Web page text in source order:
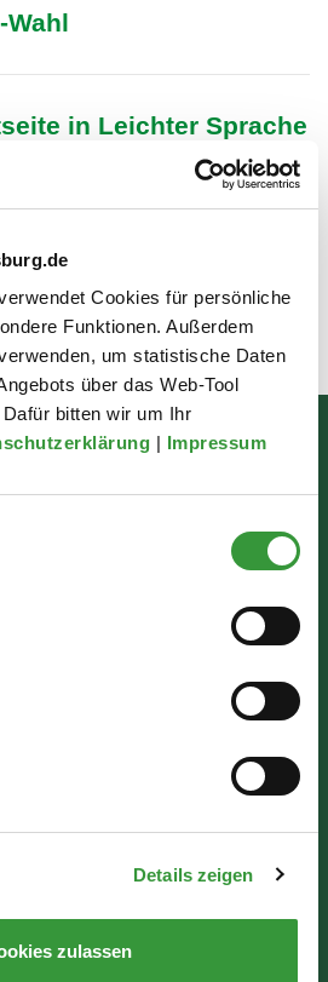
Cookies für persönliche
Funktionen. Außerdem
um statistische Daten
über das Web-Tool
bitten wir um Ihr
| Impressum
Details zeigen
zulassen
Wahl
in Leichter Sprache
von der Stadt Augsburg.